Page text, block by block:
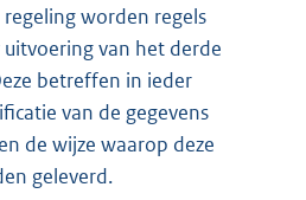
worden regels
van het derde
betreffen in ieder
van de gegevens
de wijze waarop deze
geleverd.